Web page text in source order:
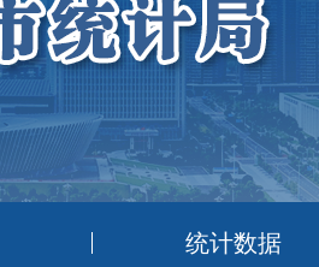
统计数据